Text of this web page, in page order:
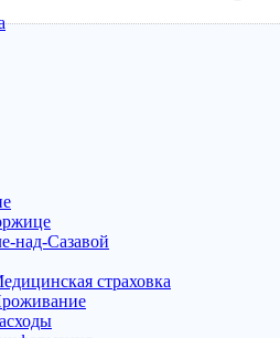
над-Сазавой
страховка